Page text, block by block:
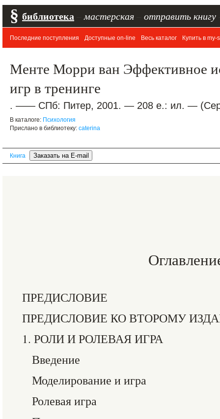
§ библиотека мастерская отправить книгу
Последние поступления Доступные on-line Весь каталог Купить в my-
Менте Морри ван Эффективное
игр в тренинге
. —— СПб: Питер, 2001. — 208 е.: ил. —
В каталоге: Психология
Прислано в библиотеку: caterina
Книга
ПРЕДИСЛОВИЕ
ПРЕДИСЛОВИЕ КО ВТОРОМУ
1. РОЛИ И РОЛЕВАЯ ИГРА
Введение
Моделирование и игра
Ролевая игра